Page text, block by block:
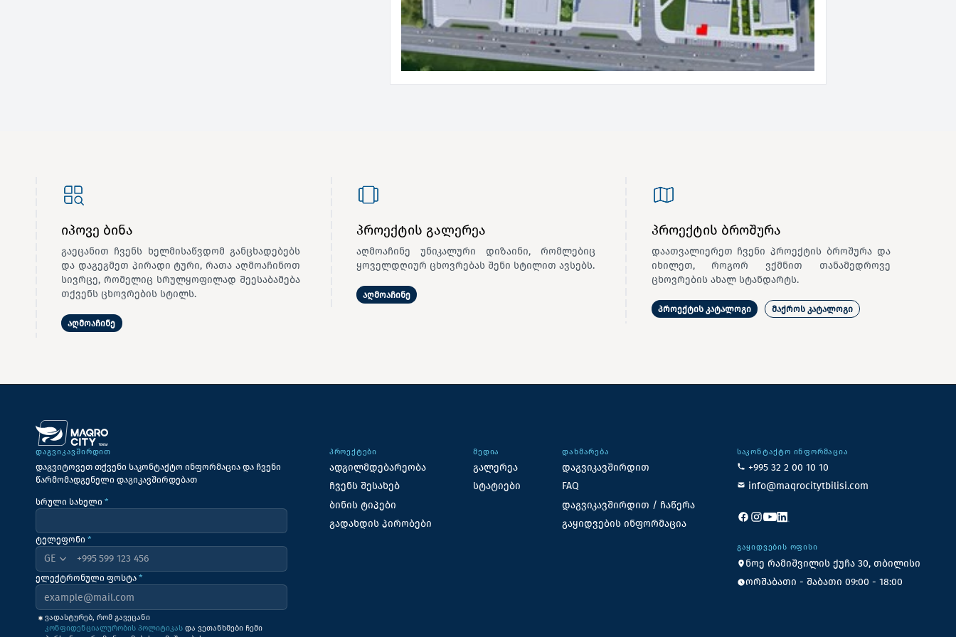
იპოვე ბინა
გაეცანით ჩვენს ხელმისაწვდომ განცხადებებს
და დაგეგმეთ პირადი ტური, რათა აღმოაჩინოთ
სივრცე, რომელიც სრულყოფილად შეესაბამება
თქვენს ცხოვრების სტილს.
აღმოაჩინე
პროექტის გალერეა
აღმოაჩინე უნიკალური დიზაინი, რომლებიც
ყოველდღიურ ცხოვრებას შენი სტილით ავსებს.
აღმოაჩინე
პროექტის ბროშურა
დაათვალიერეთ ჩვენი პროექტის ბროშურა და
იხილეთ, როგორ ვქმნით თანამედროვე
ცხოვრების ახალ სტანდარტს.
პროექტის კატალოგი მაქროს კატალოგი
ᲓᲐᲒᲕᲘᲙᲐᲕᲨᲘᲠᲓᲘᲗ
დაგვიტოვეთ თქვენი საკონტაქტო ინფორმაცია და ჩვენი
წარმომადგენელი დაგიკავშირდებათ
სრული სახელი *
ტელეფონი *
+995
ელექტრონული ფოსტა *
ვადასტურებ, რომ გავეცანი
კონფიდენციალურობის პოლიტიკას და ვეთანხმები ჩემი
ᲞᲠᲝᲔᲥᲢᲔᲑᲘ
ადგილმდებარეობა
ჩვენს შესახებ
ბინის ტიპები
გადახდის პირობები
ᲛᲔᲓᲘᲐ
გალერეა
სტატიები
ᲓᲐᲮᲛᲐᲠᲔᲑᲐ
დაგვიკავშირდით
FAQ
დაგვიკავშირდით / ჩაწერა
გაყიდვების ინფორმაცია
ᲡᲐᲙᲝᲜᲢᲐᲥᲢᲝ ᲘᲜᲤᲝᲠᲛᲐᲪᲘᲐ
+995 32 2 00 10 10
info@maqrocitytbilisi.com
ᲒᲐᲧᲘᲓᲕᲔᲑᲘᲡ ᲝᲤᲘᲡᲘ
ნოე რამიშვილის ქუჩა 30, თბილისი
ორშაბათი - შაბათი 09:00 - 18:00